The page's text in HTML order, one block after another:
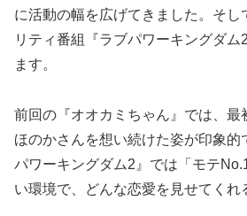
に活動の幅を広げてきました。そし
リティ番組『ラブパワーキングダム
ます。
前回の『オオカミちゃん』では、最
ほのかさんを想い続けた姿が印象的
パワーキングダム2』では「モテ
い環境で、どんな恋愛を見せてくれ